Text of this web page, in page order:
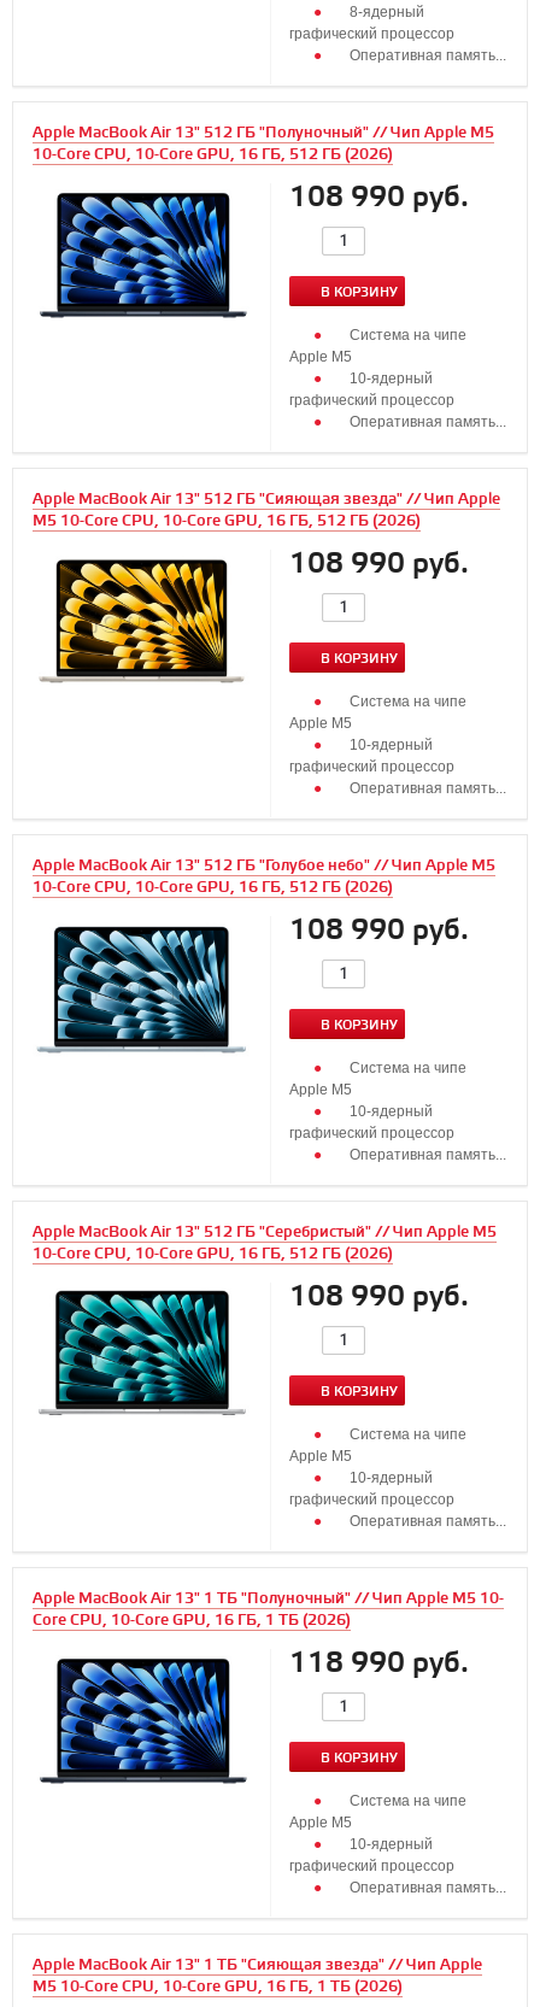
8‑ядерный
графический процессор
Оперативная память...
Apple MacBook Air 13" 512 ГБ "Полуночный" // Чип Apple M5
10-Core CPU, 10-Core GPU, 16 ГБ, 512 ГБ (2026)
108 990 руб.
В КОРЗИНУ
Система на чипе
Apple M5
10‑ядерный
графический процессор
Оперативная память...
Apple MacBook Air 13" 512 ГБ "Сияющая звезда" // Чип Apple
M5 10-Core CPU, 10-Core GPU, 16 ГБ, 512 ГБ (2026)
108 990 руб.
В КОРЗИНУ
Система на чипе
Apple M5
10‑ядерный
графический процессор
Оперативная память...
Apple MacBook Air 13" 512 ГБ "Голубое небо" // Чип Apple M5
10-Core CPU, 10-Core GPU, 16 ГБ, 512 ГБ (2026)
108 990 руб.
В КОРЗИНУ
Система на чипе
Apple M5
10‑ядерный
графический процессор
Оперативная память...
Apple MacBook Air 13" 512 ГБ "Серебристый" // Чип Apple M5
10-Core CPU, 10-Core GPU, 16 ГБ, 512 ГБ (2026)
108 990 руб.
В КОРЗИНУ
Система на чипе
Apple M5
10‑ядерный
графический процессор
Оперативная память...
Apple MacBook Air 13" 1 ТБ "Полуночный" // Чип Apple M5 10-
Core CPU, 10-Core GPU, 16 ГБ, 1 ТБ (2026)
118 990 руб.
В КОРЗИНУ
Система на чипе
Apple M5
10‑ядерный
графический процессор
Оперативная память...
Apple MacBook Air 13" 1 ТБ "Сияющая звезда" // Чип Apple
M5 10-Core CPU, 10-Core GPU, 16 ГБ, 1 ТБ (2026)